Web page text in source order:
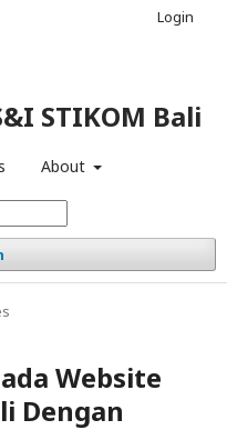
STIKOM Bali
About
Login
Website
Dengan